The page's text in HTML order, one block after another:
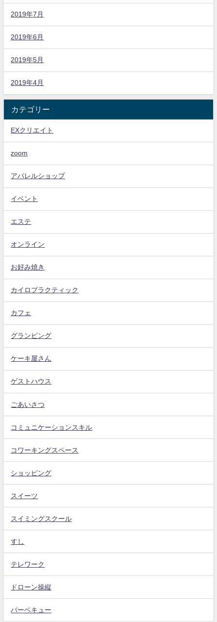
2019年7月
2019年6月
2019年5月
2019年4月
カテゴリー
EXクリエイト
zoom
アパレルショップ
イベント
エステ
オンライン
お好み焼き
カイロプラクティック
カフェ
グランピング
ケーキ屋さん
ゲストハウス
ごあいさつ
コミュニケーションスキル
コワーキングスペース
ショッピング
スイーツ
スイミングスクール
すし
テレワーク
ドローン操縦
バーベキュー